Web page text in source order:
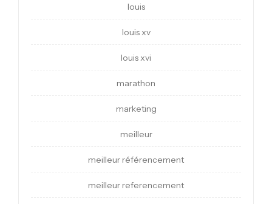
louis
louis xv
louis xvi
marathon
marketing
meilleur
meilleur référencement
meilleur referencement